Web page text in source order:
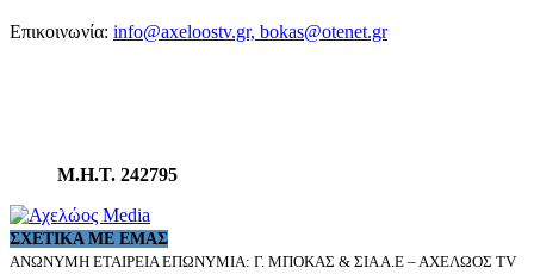
Επικοινωνία: info@axeloostv.gr, bokas@otenet.gr
Μ.Η.Τ. 242795
ΣΧΕΤΙΚΆ ΜΕ ΕΜΆΣ
ΑΝΩΝΥΜΗ ΕΤΑΙΡΕΙΑ ΕΠΩΝΥΜΙΑ: Γ. ΜΠΟΚΑΣ & ΣΙΑ Α.Ε – ΑΧΕΛΩΟΣ TV